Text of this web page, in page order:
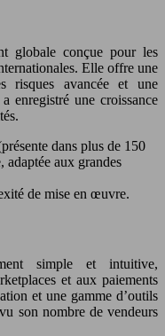
globale conçue pour les
Elle offre une
risques avancée et une
enregistré une croissance
dans plus de 150
adaptée aux grandes
de mise en œuvre.
simple et intuitive,
et aux paiements
et une gamme d’outils
son nombre de vendeurs